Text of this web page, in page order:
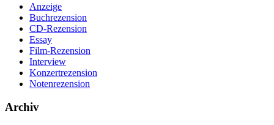
Anzeige
Buchrezension
CD-Rezension
Essay
Film-Rezension
Interview
Konzertrezension
Notenrezension
Archiv